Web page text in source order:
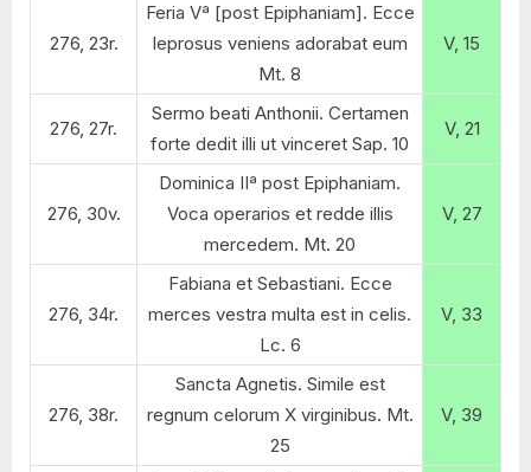
276, 23r.
Feria Vª [post Epiphaniam]. Ecce
leprosus veniens adorabat eum
Mt. 8
V, 15
276, 27r.
Sermo beati Anthonii. Certamen
forte dedit illi ut vinceret Sap. 10
V, 21
276, 30v.
Dominica IIª post Epiphaniam.
Voca operarios et redde illis
mercedem. Mt. 20
V, 27
276, 34r.
Fabiana et Sebastiani. Ecce
merces vestra multa est in celis.
Lc. 6
V, 33
276, 38r.
Sancta Agnetis. Simile est
regnum celorum X virginibus. Mt.
25
V, 39